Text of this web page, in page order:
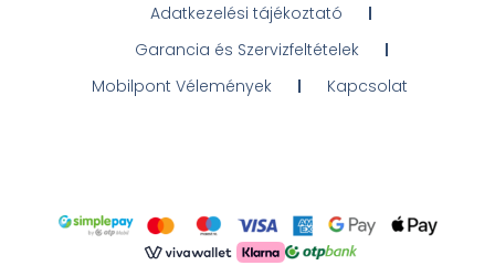
Adatkezelési tájékoztató
Garancia és Szervizfeltételek
Mobilpont Vélemények
Kapcsolat